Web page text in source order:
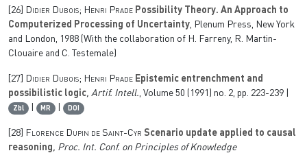
[26] Didier Dubois; Henri Prade Possibility Theory. An Approach to
Computerized Processing of Uncertainty, Plenum Press, New York
and London, 1988 (With the collaboration of H. Farreny, R. Martin-
Clouaire and C. Testemale)
[27] Didier Dubois; Henri Prade Epistemic entrenchment and
possibilistic logic, Artif. Intell., Volume 50 (1991) no. 2, pp. 223-239 |
Zbl | MR | DOI
[28] Florence Dupin de Saint-Cyr Scenario update applied to causal
reasoning, Proc. Int. Conf. on Principles of Knowledge